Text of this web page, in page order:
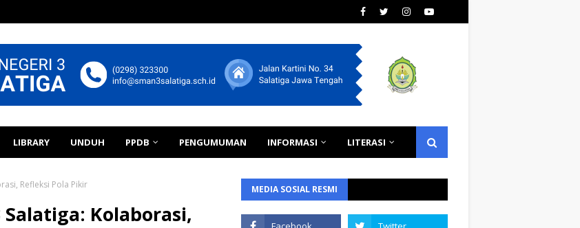
LIBRARY UNDUH PPDB PENGUMUMAN INFORMASI LITERASI
Refleksi Pola Pikir
Salatiga: Kolaborasi,
MEDIA SOSIAL RESMI